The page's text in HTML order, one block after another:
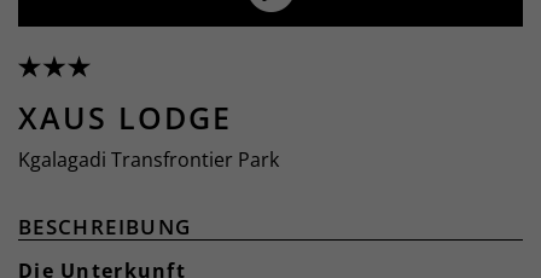
XAUS LODGE
Kgalagadi Transfrontier Park
BESCHREIBUNG
Die Unterkunft